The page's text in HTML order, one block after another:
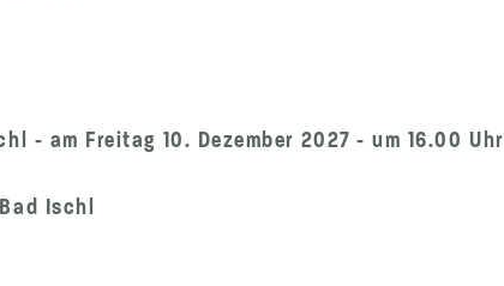
am Freitag 10. Dezember 2027 - um 16.00 Uhr
Ischl